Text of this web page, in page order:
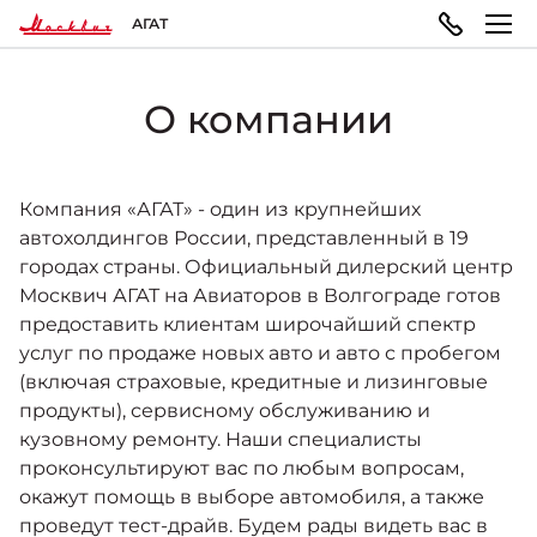
АГАТ
МОДЕЛЬНЫЙ РЯД
Городской кроссовер
от 1 344 000 ₽*
Современный электромобиль
от 3 500 000 ₽*
ПОКУПАТЕЛЯМ
ВЫБОР АВТОМОБИЛЯ
Конфигуратор
Автомобили в наличии
Записаться на тест-драйв
ПОКУПКА АВТОМОБИЛЯ
ВЛАДЕЛЬЦАМ
ТЕХОБСЛУЖИВАНИЕ И РЕМОНТ
Запись на сервис
ГАРАНТИЯ И ПОДДЕРЖКА
Гарантия
О КОМПАНИИ
ПРАВОВАЯ ИНФОРМАЦИЯ
Реквизиты
Политика обработки персональных данных
Правила пользования сайтом
НОВОСТИ
О компании
Компания «АГАТ» - один из крупнейших
автохолдингов России, представленный в 19
городах страны. Официальный дилерский центр
Москвич АГАТ на Авиаторов в Волгограде готов
предоставить клиентам широчайший спектр
услуг по продаже новых авто и авто с пробегом
(включая страховые, кредитные и лизинговые
продукты), сервисному обслуживанию и
кузовному ремонту. Наши специалисты
проконсультируют вас по любым вопросам,
окажут помощь в выборе автомобиля, а также
проведут тест-драйв. Будем рады видеть вас в